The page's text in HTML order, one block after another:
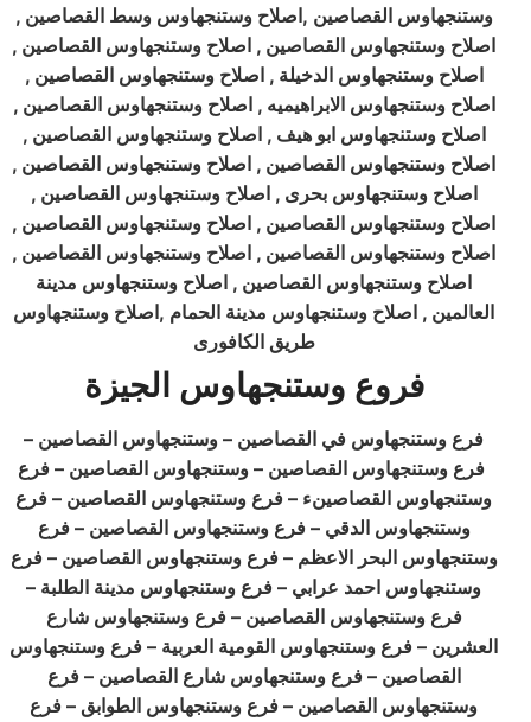
وستنجهاوس القصاصين ,اصلاح وستنجهاوس وسط القصاصين ,
اصلاح وستنجهاوس القصاصين , اصلاح وستنجهاوس القصاصين ,
اصلاح وستنجهاوس الدخيلة , اصلاح وستنجهاوس القصاصين ,
اصلاح وستنجهاوس الابراهيميه , اصلاح وستنجهاوس القصاصين ,
اصلاح وستنجهاوس ابو هيف , اصلاح وستنجهاوس القصاصين ,
اصلاح وستنجهاوس القصاصين , اصلاح وستنجهاوس القصاصين ,
اصلاح وستنجهاوس بحرى , اصلاح وستنجهاوس القصاصين ,
اصلاح وستنجهاوس القصاصين , اصلاح وستنجهاوس القصاصين ,
اصلاح وستنجهاوس القصاصين , اصلاح وستنجهاوس القصاصين ,
اصلاح وستنجهاوس القصاصين , اصلاح وستنجهاوس مدينة
العالمين , اصلاح وستنجهاوس مدينة الحمام ,اصلاح وستنجهاوس
طريق الكافورى
فروع وستنجهاوس الجيزة
فرع وستنجهاوس في القصاصين – وستنجهاوس القصاصين –
فرع وستنجهاوس القصاصين – وستنجهاوس القصاصين – فرع
وستنجهاوس القصاصينء – فرع وستنجهاوس القصاصين – فرع
وستنجهاوس الدقي – فرع وستنجهاوس القصاصين – فرع
وستنجهاوس البحر الاعظم – فرع وستنجهاوس القصاصين – فرع
وستنجهاوس احمد عرابي – فرع وستنجهاوس مدينة الطلبة –
فرع وستنجهاوس القصاصين – فرع وستنجهاوس شارع
العشرين – فرع وستنجهاوس القومية العربية – فرع وستنجهاوس
القصاصين – فرع وستنجهاوس شارع القصاصين – فرع
وستنجهاوس القصاصين – فرع وستنجهاوس الطوابق – فرع